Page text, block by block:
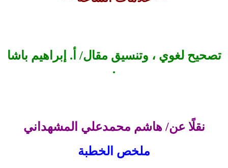
تصحيح لغوي ، وتنسيق مقال/ أ. إبراهيم باشا
.
نقلًا عن/ هاشم محمدعلي المشهداني
ملخص الخطبة